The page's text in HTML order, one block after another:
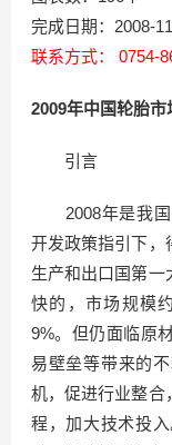
完成日期：2008-
联系方式： 0754-
2009年中国轮胎市
引言
2008年是我国
开发政策指引下，
生产和出口国第一
快的，市场规模
9%。但仍面临原
易壁垒等带来的
机，促进行业整合
程，加大技术投